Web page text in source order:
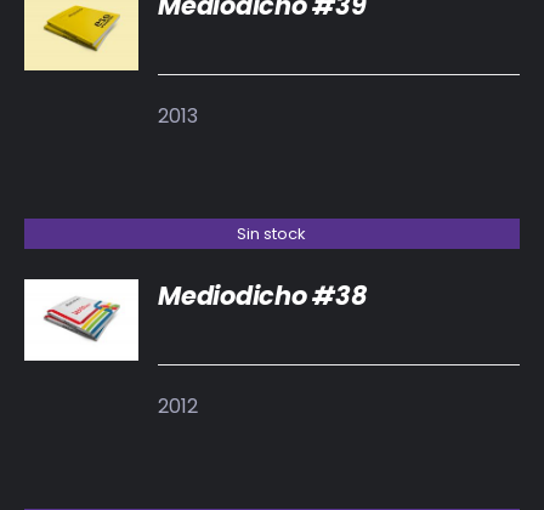
DETALLES
2013
Sin stock
DETALLES
Mediodicho #38
2012